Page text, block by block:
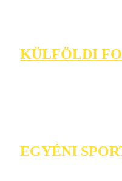
KÜLFÖLDI
EGYÉNI